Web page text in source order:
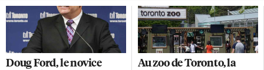
solutions est de réduire notre
consommation de tout ce qui
est «plastique à usage unique»:
bouteilles d’eau, pailles,
assiettes et ustensiles jetables,
etc. Emballage Suivant la même
environnementaux, Justin
Trudeau devait affirmer
l’autorité fédérale dans le
développement de projets
interprovinciaux. En attendant
l’occasion de dorer son blason
Doug Ford, le novice
Au zoo de Toronto, la